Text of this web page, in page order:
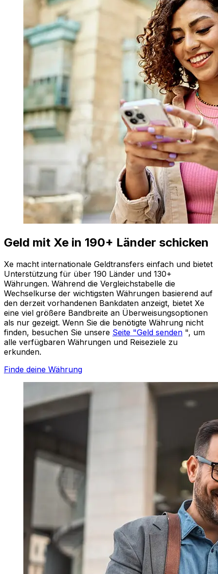
Geld mit Xe in 190+ Länder schicken
Xe macht internationale Geldtransfers einfach und bietet
Unterstützung für über 190 Länder und 130+
Währungen. Während die Vergleichstabelle die
Wechselkurse der wichtigsten Währungen basierend auf
den derzeit vorhandenen Bankdaten anzeigt, bietet Xe
eine viel größere Bandbreite an Überweisungsoptionen
als nur gezeigt. Wenn Sie die benötigte Währung nicht
finden, besuchen Sie unsere Seite "Geld senden ", um
alle verfügbaren Währungen und Reiseziele zu
erkunden.
Finde deine Währung